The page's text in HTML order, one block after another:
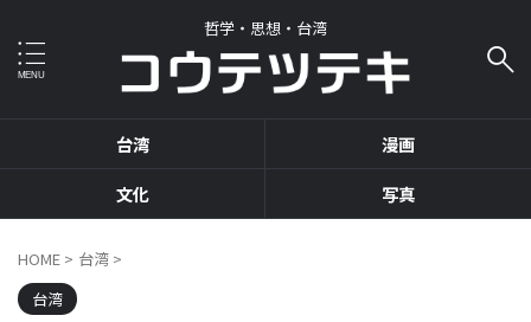
哲学・思想・台湾
台湾
漫画
文化
写真
HOME > 台湾 >
台湾